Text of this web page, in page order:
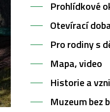
Prohlídkové
Otevírací
Pro rodiny s
Mapa, video
Historie a
Muzeum bez